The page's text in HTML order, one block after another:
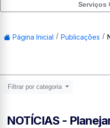
Serviços
Página Inicial Publicações
Filtrar por categoria
NOTÍCIAS -